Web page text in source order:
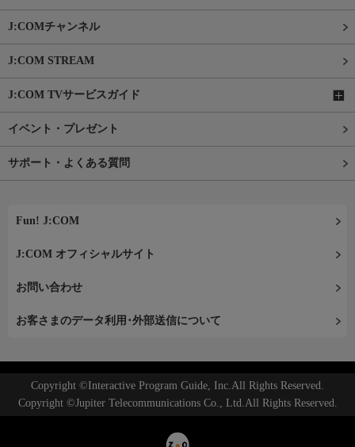
J:COMチャンネル
J:COM STREAM
J:COM TVサービスガイド
イベント・プレゼント
サポート・よくある質問
Fun! J:COM
J:COM オフィシャルサイト
お問い合わせ
お客さまのデータ利用･外部送信について
Copyright ©Interactive Program Guide, Inc.All Rights Reserved.
Copyright ©Jupiter Telecommunications Co., Ltd.All Rights Reserved.